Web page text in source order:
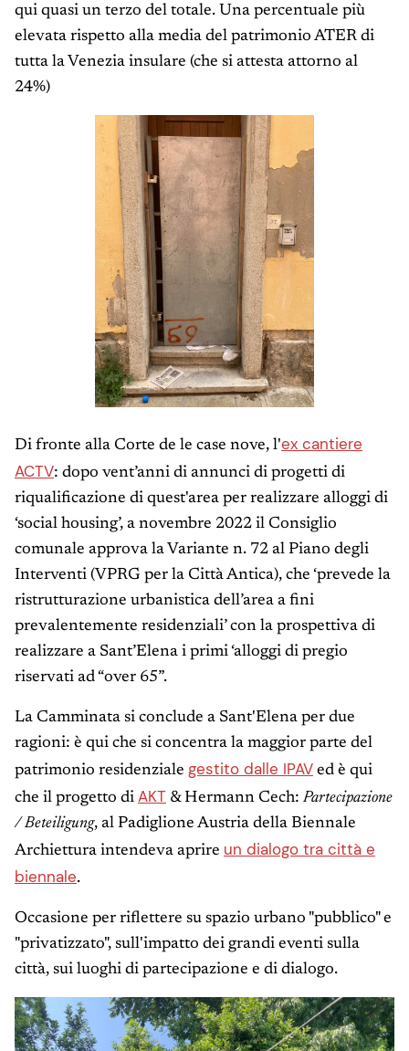
qui quasi un terzo del totale. Una percentuale più
elevata rispetto alla media del patrimonio ATER di
tutta la Venezia insulare (che si attesta attorno al
24%)
Di fronte alla Corte de le case nove, l'ex cantiere
ACTV: dopo vent’anni di annunci di progetti di
riqualificazione di quest'area per realizzare alloggi di
‘social housing’, a novembre 2022 il Consiglio
comunale approva la Variante n. 72 al Piano degli
Interventi (VPRG per la Città Antica), che ‘prevede la
ristrutturazione urbanistica dell’area a fini
prevalentemente residenziali’ con la prospettiva di
realizzare a Sant’Elena i primi ‘alloggi di pregio
riservati ad “over 65”.
La Camminata si conclude a Sant'Elena per due
ragioni: è qui che si concentra la maggior parte del
patrimonio residenziale gestito dalle IPAV ed è qui
che il progetto di AKT & Hermann Cech: Partecipazione
/ Beteiligung, al Padiglione Austria della Biennale
Archiettura intendeva aprire un dialogo tra città e
biennale.
Occasione per riflettere su spazio urbano "pubblico" e
"privatizzato", sull'impatto dei grandi eventi sulla
città, sui luoghi di partecipazione e di dialogo.